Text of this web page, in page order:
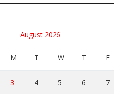
August 2026
M T W T F
3 4 5 6 7